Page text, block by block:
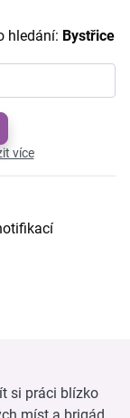
hledání: Bystřice
více
si práci blízko
míst a brigád